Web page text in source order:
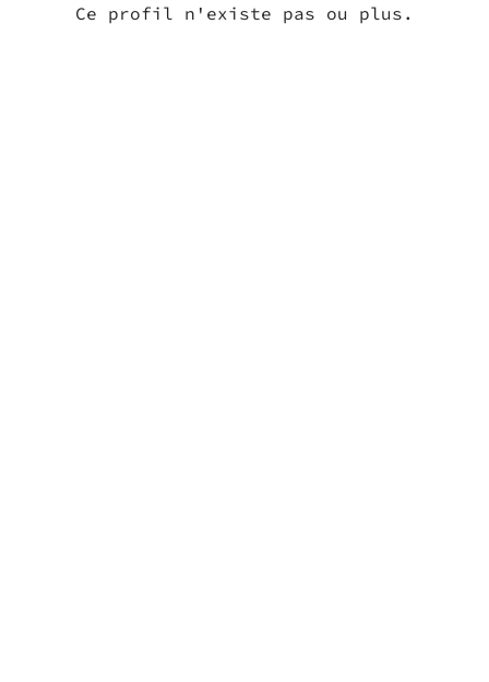
Ce profil n'existe pas ou plus.